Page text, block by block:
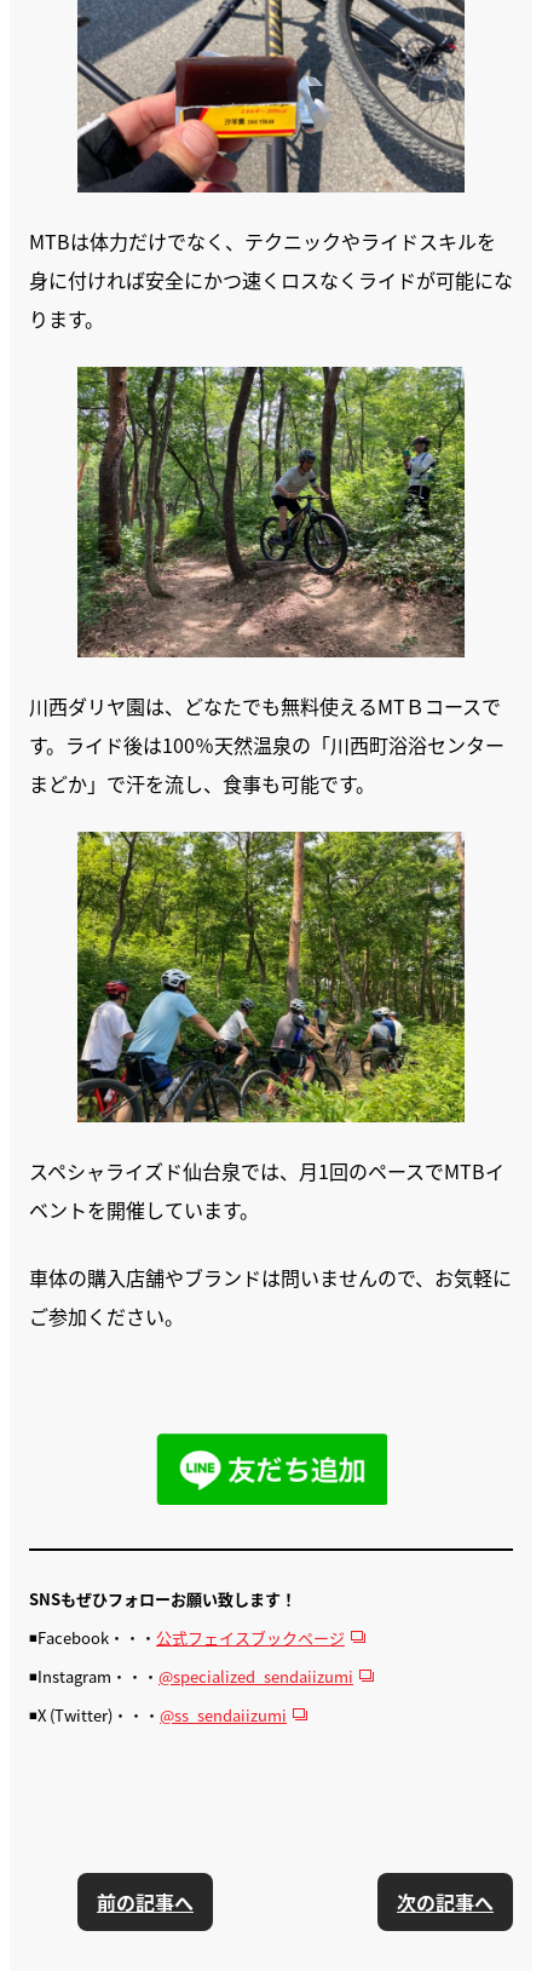
MTBは体力だけでなく、テクニックやライドスキルを
身に付ければ安全にかつ速くロスなくライドが可能にな
ります。
川西ダリヤ園は、どなたでも無料使えるMTＢコースで
す。ライド後は100％天然温泉の「川西町浴浴センター
まどか」で汗を流し、食事も可能です。
スペシャライズド仙台泉では、月1回のペースでMTBイ
ベントを開催しています。
車体の購入店舗やブランドは問いませんので、お気軽に
ご参加ください。
SNSもぜひフォローお願い致します！
◾️Facebook・・・ 公式フェイスブックページ
◾️Instagram・・・ @specialized_sendaiizumi
◾️X (Twitter)・・・ @ss_sendaiizumi
前の記事へ 次の記事へ